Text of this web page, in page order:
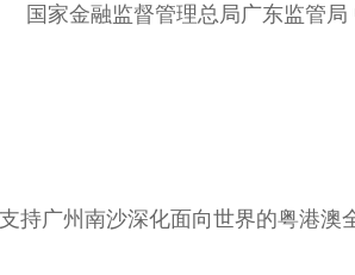
国家金融监督管理总局广东监管
持广州南沙深化面向世界的粤港澳